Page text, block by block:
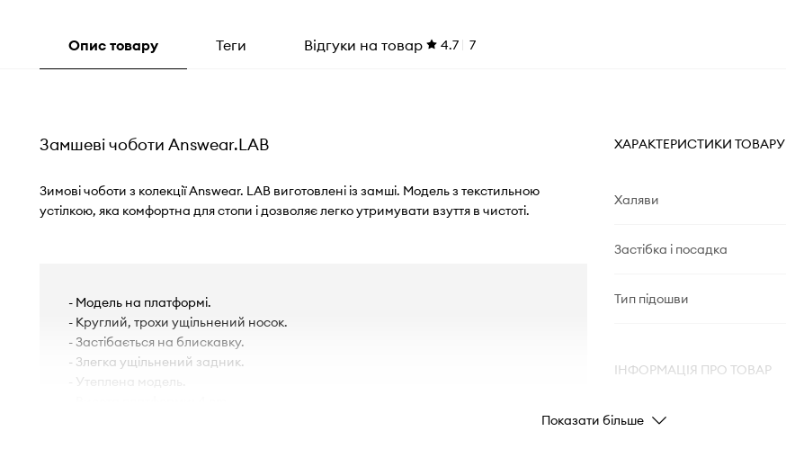
Опис товару Теги Відгуки на товар 4.7 7
Замшеві чоботи Answear.LAB
Зимові чоботи з колекції Answear. LAB виготовлені із замші. Модель з текстильною
устілкою, яка комфортна для стопи і дозволяє легко утримувати взуття в чистоті.
- Модель на платформі.
- Круглий, трохи ущільнений носок.
- Застібається на блискавку.
- Злегка ущільнений задник.
- Утеплена модель.
ХАРАКТЕРИСТИКИ ТОВАРУ
Халяви
Застібка і посадка
Тип підошви
ІНФОРМАЦІЯ ПРО ТОВАР
Код виробника
Показати більше